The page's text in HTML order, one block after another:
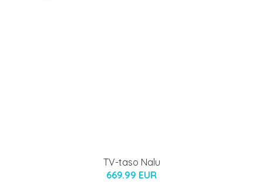
TV-taso Nalu
669.99 EUR